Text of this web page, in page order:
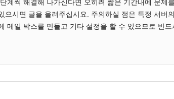
계씩 해결해 나가신다면 오히려 짧은 기간내에 문제
으시면 글을 올려주십시요. 주의하실 점은 특정 서버
메일 박스를 만들고 기타 설정을 할 수 있으므로 반